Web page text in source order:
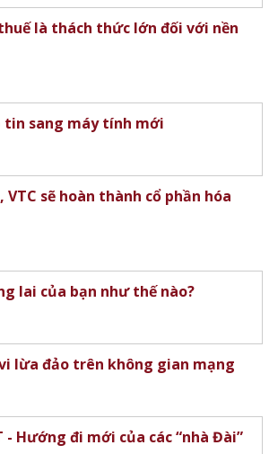
là thách thức lớn đối với nền
tin sang máy tính mới
VTC sẽ hoàn thành cổ phần hóa
lai của bạn như thế nào?
lừa đảo trên không gian mạng
- Hướng đi mới của các “nhà Đài”